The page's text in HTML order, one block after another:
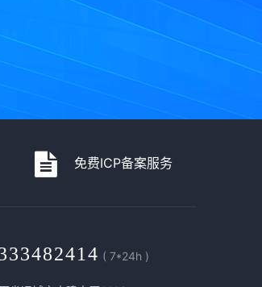
免费ICP备案服务
( 7*24h )